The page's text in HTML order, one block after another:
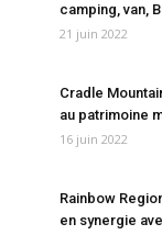
camping, van,
21 juin 2022
Cradle
au patrimoine
16 juin 2022
Rainbow
en synergie